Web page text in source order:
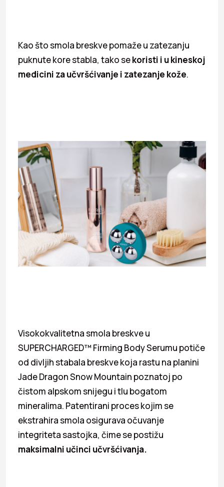
Kao što smola breskve pomaže u zatezanju
puknute kore stabla, tako sekoristi i u kineskoj
medicini za učvršćivanje i zatezanje kože.
Visokokvalitetna smola breskve u
SUPERCHARGED™ Firming Body Serumu potiče
od divljih stabala breskve koja rastu na planini
Jade Dragon Snow Mountain poznatoj po
čistom alpskom snijegu i tlu bogatom
mineralima. Patentirani proces kojim se
ekstrahira smola osigurava očuvanje
integriteta sastojka, čime se postižu
maksimalni učinci učvršćivanja.